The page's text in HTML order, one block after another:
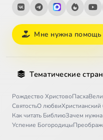
Мне нужна помощь
Тематические
Рождество ХристовоПасха
СвятостьО любвиХристианский
Как читать БиблиюЗачем
Успение Богородицы